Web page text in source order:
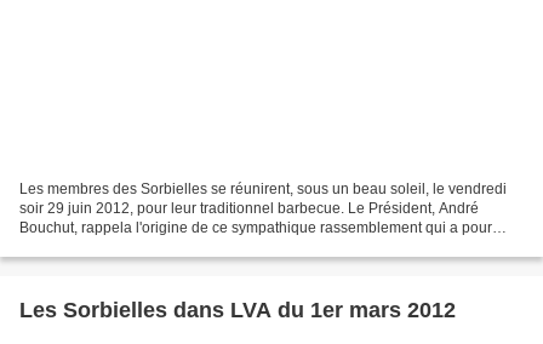
Les membres des Sorbielles se réunirent, sous un beau soleil, le vendredi
soir 29 juin 2012, pour leur traditionnel barbecue. Le Président, André
Bouchut, rappela l'origine de ce sympathique rassemblement qui a pour
Les Sorbielles dans LVA du 1er mars 2012